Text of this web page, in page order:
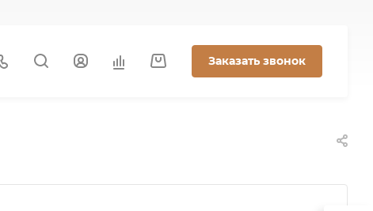
Заказать звонок